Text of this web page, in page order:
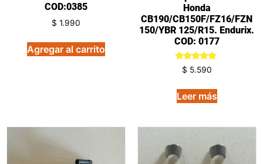
COD:0385
$ 1.990
Agregar al carrito
Honda
CB190/CB150F/FZ16/FZN
150/YBR 125/R15. Endurix.
COD: 0177
Valorado
en
de 5
$ 5.590
Leer más